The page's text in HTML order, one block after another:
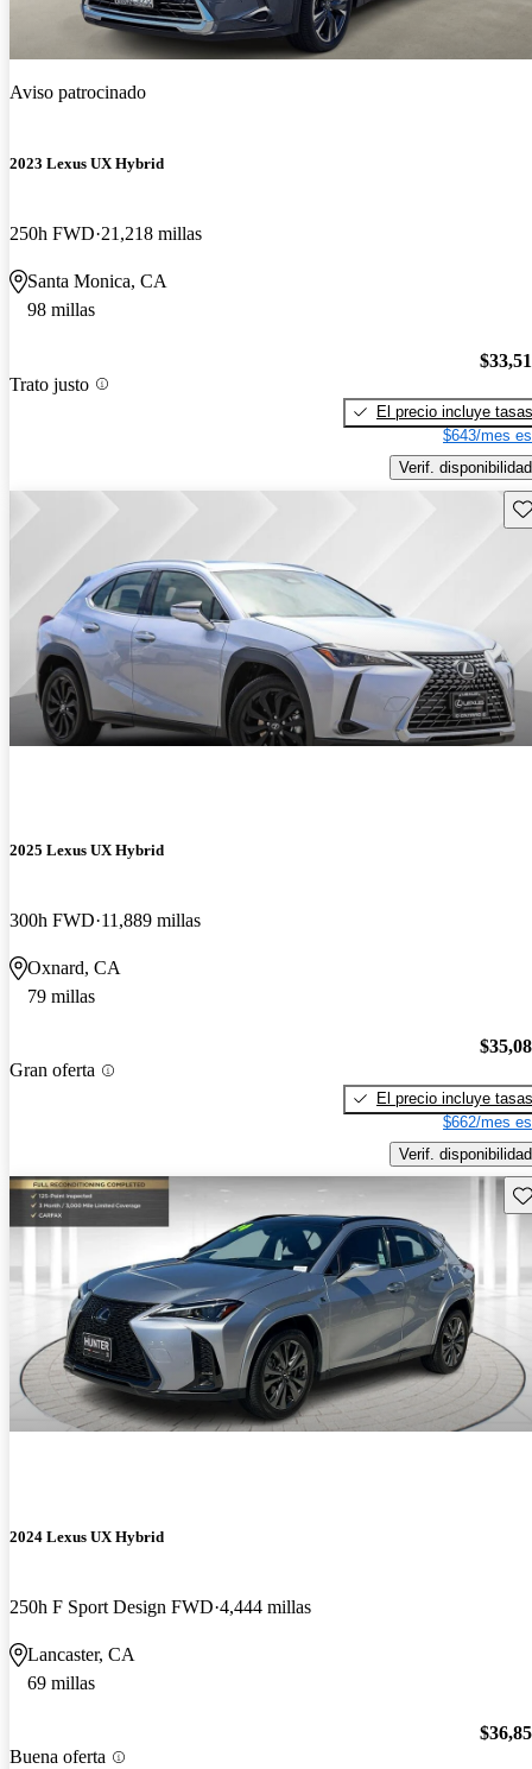
Aviso patrocinado
2023 Lexus UX Hybrid
250h FWD 21,218 millas
Santa Monica, CA
98 millas
Trato justo
El precio incluye tasas
$643/mes
Verif. disponibilidad
2025 Lexus UX Hybrid
300h FWD 11,889 millas
Oxnard, CA
79 millas
Gran oferta
El precio incluye tasas
$662/mes
Verif. disponibilidad
2024 Lexus UX Hybrid
250h F Sport Design FWD 4,444 millas
Lancaster, CA
69 millas
Buena oferta